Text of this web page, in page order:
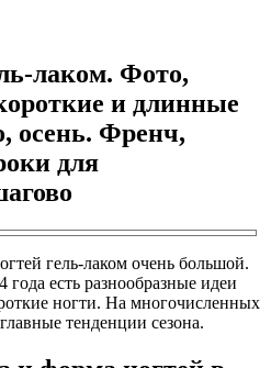
лаком. Фото,
и длинные
осень. Френч,
для
гель-лаком очень большой.
есть разнообразные идеи
ногти. На многочисленных
тенденции сезона.